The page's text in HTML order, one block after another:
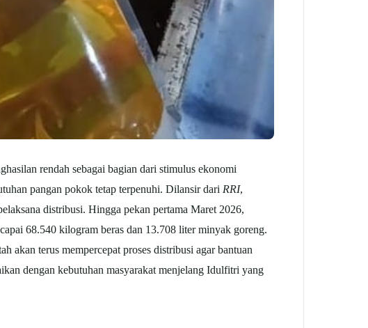
rendah sebagai bagian dari stimulus ekonomi
pangan pokok tetap terpenuhi. Dilansir dari RRI,
distribusi. Hingga pekan pertama Maret 2026,
68.540 kilogram beras dan 13.708 liter minyak goreng.
akan terus mempercepat proses distribusi agar bantuan
dengan kebutuhan masyarakat menjelang Idulfitri yang